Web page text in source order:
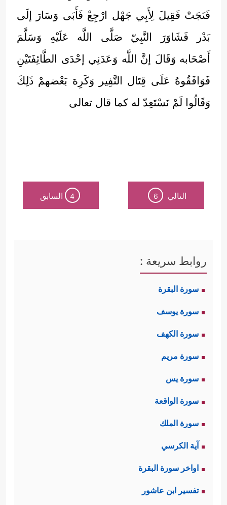
فَنَجَتْ فَقِيلَ لِأَبِي جَهْل ارْجِعْ فَأَبَى وَسَارَ إلَى
بَدْر فَشَاوَرَ النَّبِيّ صَلَّى اللَّه عَلَيْهِ وَسَلَّمَ
أَصْحَابه وَقَالَ إنَّ اللَّه وَعَدَنِي إحْدَى الطَّائِفَتَيْنِ
فَوَافَقُوهُ عَلَى قِتَال النَّفِير وَكَرِهَ بَعْضهمْ ذَلِكَ
وَقَالُوا لَمْ نَسْتَعِدّ له كما قال تعالى
التالي 6
4 السابق
روابط سريعة :
سورة البقرة
سورة يوسف
سورة الكهف
سورة مريم
سورة يس
سورة الواقعة
سورة الملك
آية الكرسي
اواخر سورة البقرة
تفسير ابن عاشور